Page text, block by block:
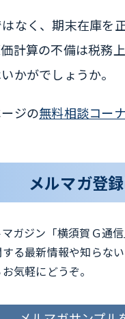
なく、期末在庫を
計算の不備は税務
かがでしょうか。
ジの無料相談コー
メルマガ登
ガジン「横須賀Ｇ通
る最新情報や知らな
気軽にどうぞ。